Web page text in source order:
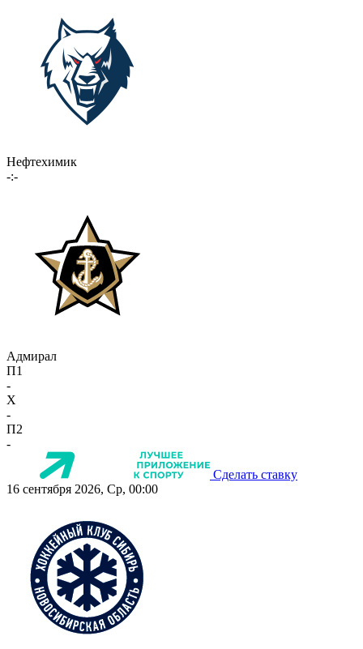
Нефтехимик
-:-
Адмирал
П1
-
X
-
П2
-
Сделать ставку
16 сентября 2026, Ср, 00:00